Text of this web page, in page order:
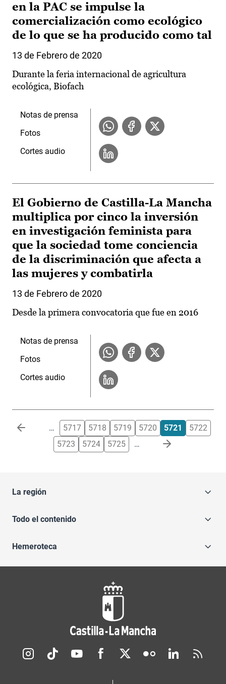
en la PAC se impulse la
comercialización como ecológico
de lo que se ha producido como tal
13 de Febrero de 2020
Durante la feria internacional de agricultura
ecológica, Biofach
Notas de prensa
Fotos
Cortes audio
El Gobierno de Castilla-La Mancha
multiplica por cinco la inversión
en investigación feminista para
que la sociedad tome conciencia
de la discriminación que afecta a
las mujeres y combatirla
13 de Febrero de 2020
Desde la primera convocatoria que fue en 2016
Notas de prensa
Fotos
Cortes audio
Paginación … 5717 5718 5719 5720 5721
5722
5723
5724 5725 …
La región
Todo el contenido
Hemeroteca
Redes sociales JCCM